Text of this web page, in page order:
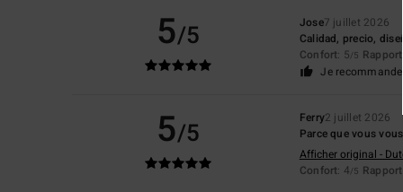
5/5 Jose7 juillet 2026
Calidad, precio,
Confort: 5/5
Je recommande
5/5 Ferry2 juillet 2026
Parce que vous
Afficher original -
Confort: 4/5